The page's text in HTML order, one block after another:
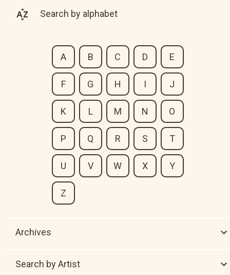
Search by alphabet
A B C D E
F G H I J
K L M N O
P Q R S T
U V W X Y
Z
Archives
Search by Artist